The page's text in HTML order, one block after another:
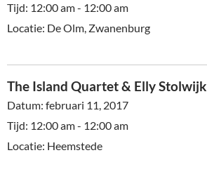
Tijd: 12:00 am - 12:00 am
Locatie: De Olm, Zwanenburg
The Island Quartet & Elly Stolwijk
Datum: februari 11, 2017
Tijd: 12:00 am - 12:00 am
Locatie: Heemstede